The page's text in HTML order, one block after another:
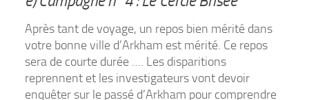
Après tant de voyage, un repos bien mérité dans
votre bonne ville d’Arkham est mérité. Ce repos
sera de courte durée …. Les disparitions
reprennent et les investigateurs vont devoir
enquêter sur le passé d’Arkham pour comprendre